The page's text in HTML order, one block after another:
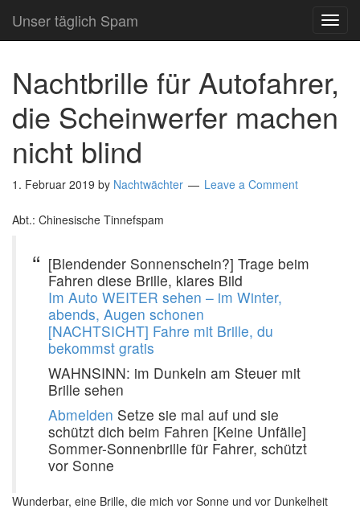
Unser täglich Spam
Nachtbrille für Autofahrer,
die Scheinwerfer machen
nicht blind
1. Februar 2019 by Nachtwächter Leave a Comment
Abt.: Chinesische Tinnefspam
[Blendender Sonnenschein?] Trage beim
Fahren diese Brille, klares Bild
Im Auto WEITER sehen – im Winter,
abends, Augen schonen
[NACHTSICHT] Fahre mit Brille, du
bekommst gratis
WAHNSINN: im Dunkeln am Steuer mit
Brille sehen
Abmelden Setze sie mal auf und sie
schützt dich beim Fahren [Keine Unfälle]
Sommer-Sonnenbrille für Fahrer, schützt
vor Sonne
Wunderbar, eine Brille, die mich vor Sonne und vor Dunkelheit